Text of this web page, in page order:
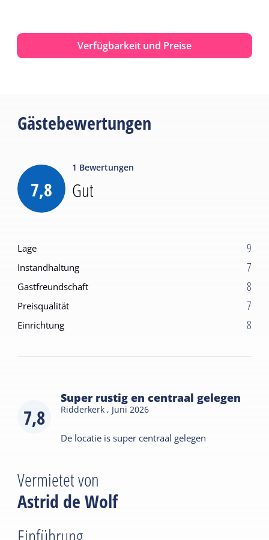
Verfügbarkeit und Preise
Gästebewertungen
7,8
1 Bewertungen
Gut
Lage 9
Instandhaltung 7
Gastfreundschaft 8
Preisqualität 7
Einrichtung 8
7,8
Super rustig en centraal gelegen
Ridderkerk , Juni 2026
De locatie is super centraal gelegen
Vermietet von
Astrid de Wolf